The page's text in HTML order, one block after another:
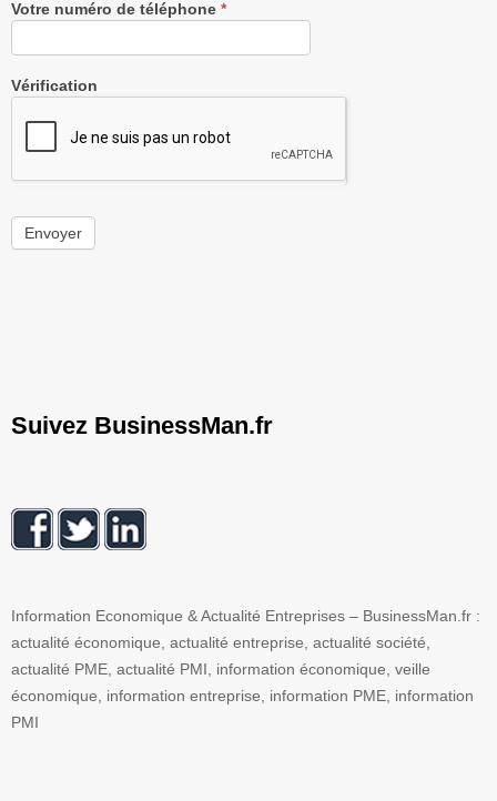
Votre numéro de téléphone *
Vérification
Envoyer
Suivez BusinessMan.fr
Information Economique & Actualité Entreprises – BusinessMan.fr :
actualité économique, actualité entreprise, actualité société,
actualité PME, actualité PMI, information économique, veille
économique, information entreprise, information PME, information
PMI